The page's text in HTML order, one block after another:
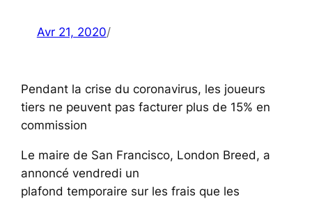
Avr 21, 2020/
Pendant la crise du coronavirus, les joueurs
tiers ne peuvent pas facturer plus de 15% en
commission
Le maire de San Francisco, London Breed, a
annoncé vendredi un
plafond temporaire sur les frais que les